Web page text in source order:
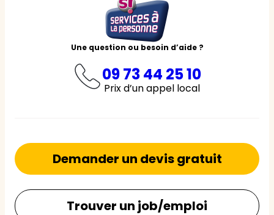
Une question ou besoin d’aide ?
09 73 44 25 10
Prix d’un appel local
Demander un devis gratuit
Trouver un job/emploi